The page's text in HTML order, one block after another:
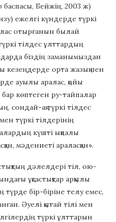
баспасы, Бейжің, 2003 ж)
ежелгі күндерде түркі
отырғанын былай
тілдес ұлттардың
біздің заманымыздан
кезеңдерде орта жазық пен
ауылы аралас, қойы
бар көптеген ру-тайпалар
сондай-ақ түркі тілдес
түркі тілдерінің
күшті ықпалы
мәдениеті араласқан».
дәлелдері тіл, ою-
ұқсастықтар арқылы
түрде бір-біріне телу емес,
Әуелі қытай тілі мен
түркі ұлттарын